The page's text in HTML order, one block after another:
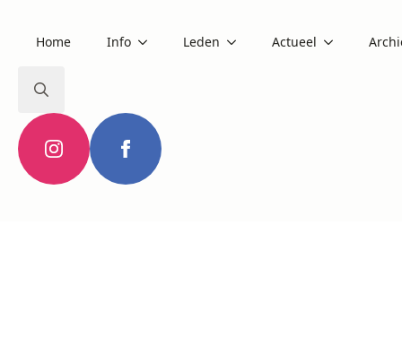
Home Info Leden Actueel
Search
for: